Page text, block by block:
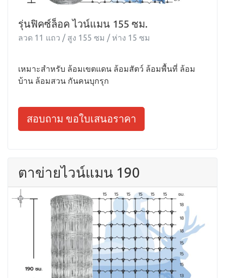
รุ่นฟิคซ์ล็อค ไวน์แมน 155 ซม.
ลวด 11 แถว / สูง 155 ซม / ห่าง 15 ซม
เหมาะสำหรับ ล้อมเขตแดน ล้อมสัตว์ ล้อมพื้นที่ ล้อม
บ้าน ล้อมสวน กันคนบุกรุก
สอบถาม ขอใบเสนอราคา
ตาข่ายไวน์แมน 190